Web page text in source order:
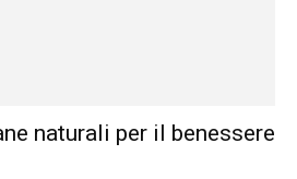
naturali per il benessere